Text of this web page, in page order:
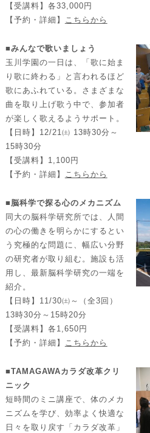
【受講料】各33,000円
【予約・詳細】 こちらから
■みんなで歌いましょう
玉川学園の一日は、「歌に始ま
り歌に終わる」と言われるほど
歌にあふれている。さまざまな
曲を取り上げ歌う中で、参加者
が楽しく歌えるようサポート。
【日時】12/21㈯ 13時30分～
15時30分
【受講料】1,100円
【予約・詳細】 こちらから
■脳科学で探る心のメカニズム
同大の脳科学研究所では、人間
の心の働きを明らかにするとい
う究極的な問題に、幅広い分野
の研究者が取り組む。施設も活
用し、最新脳科学研究の一端を
紹介。
【日時】11/30㈯～（全3回）
13時30分～15時20分
【受講料】各1,650円
【予約・詳細】 こちらから
■TAMAGAWAカラダ改革クリ
ニック
短時間のミニ講座で、体のメカ
ニズムを学び、効率よく快適な
日々を取り戻す「カラダ改革」